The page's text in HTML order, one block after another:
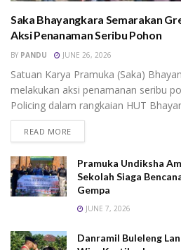
Saka Bhayangkara Semarakan
Aksi Penanaman Seribu Pohon
BY PANDU JUNE 26, 2026
Satuan Karya Pramuka (Saka)
melakukan aksi penamanan seribu
Policing dalam rangkaian HUT
READ MORE
Pramuka Undiksha
Sekolah Siaga
Gempa
JUNE 7, 2026
Danramil Buleleng